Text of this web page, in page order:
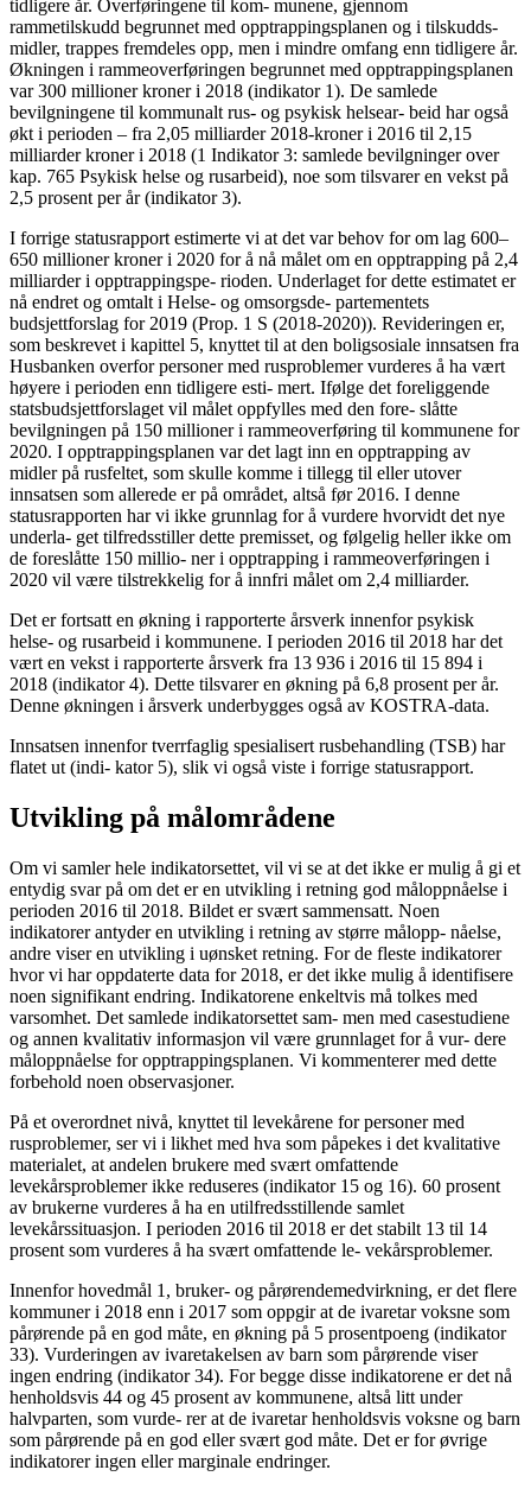
tidligere år. Overføringene til kom- munene, gjennom
rammetilskudd begrunnet med opptrappingsplanen og i tilskudds-
midler, trappes fremdeles opp, men i mindre omfang enn tidligere år.
Økningen i rammeoverføringen begrunnet med opptrappingsplanen
var 300 millioner kroner i 2018 (indikator 1). De samlede
bevilgningene til kommunalt rus- og psykisk helsear- beid har også
økt i perioden – fra 2,05 milliarder 2018-kroner i 2016 til 2,15
milliarder kroner i 2018 (1 Indikator 3: samlede bevilgninger over
kap. 765 Psykisk helse og rusarbeid), noe som tilsvarer en vekst på
2,5 prosent per år (indikator 3).
I forrige statusrapport estimerte vi at det var behov for om lag 600–
650 millioner kroner i 2020 for å nå målet om en opptrapping på 2,4
milliarder i opptrappingspe- rioden. Underlaget for dette estimatet er
nå endret og omtalt i Helse- og omsorgsde- partementets
budsjettforslag for 2019 (Prop. 1 S (2018-2020)). Revideringen er,
som beskrevet i kapittel 5, knyttet til at den boligsosiale innsatsen fra
Husbanken overfor personer med rusproblemer vurderes å ha vært
høyere i perioden enn tidligere esti- mert. Ifølge det foreliggende
statsbudsjettforslaget vil målet oppfylles med den fore- slåtte
bevilgningen på 150 millioner i rammeoverføring til kommunene for
2020. I opptrappingsplanen var det lagt inn en opptrapping av
midler på rusfeltet, som skulle komme i tillegg til eller utover
innsatsen som allerede er på området, altså før 2016. I denne
statusrapporten har vi ikke grunnlag for å vurdere hvorvidt det nye
underla- get tilfredsstiller dette premisset, og følgelig heller ikke om
de foreslåtte 150 millio- ner i opptrapping i rammeoverføringen i
2020 vil være tilstrekkelig for å innfri målet om 2,4 milliarder.
Det er fortsatt en økning i rapporterte årsverk innenfor psykisk
helse- og rusarbeid i kommunene. I perioden 2016 til 2018 har det
vært en vekst i rapporterte årsverk fra 13 936 i 2016 til 15 894 i
2018 (indikator 4). Dette tilsvarer en økning på 6,8 prosent per år.
Denne økningen i årsverk underbygges også av KOSTRA-data.
Innsatsen innenfor tverrfaglig spesialisert rusbehandling (TSB) har
flatet ut (indi- kator 5), slik vi også viste i forrige statusrapport.
Utvikling på målområdene
Om vi samler hele indikatorsettet, vil vi se at det ikke er mulig å gi et
entydig svar på om det er en utvikling i retning god måloppnåelse i
perioden 2016 til 2018. Bildet er svært sammensatt. Noen
indikatorer antyder en utvikling i retning av større målopp- nåelse,
andre viser en utvikling i uønsket retning. For de fleste indikatorer
hvor vi har oppdaterte data for 2018, er det ikke mulig å identifisere
noen signifikant endring. Indikatorene enkeltvis må tolkes med
varsomhet. Det samlede indikatorsettet sam- men med casestudiene
og annen kvalitativ informasjon vil være grunnlaget for å vur- dere
måloppnåelse for opptrappingsplanen. Vi kommenterer med dette
forbehold noen observasjoner.
På et overordnet nivå, knyttet til levekårene for personer med
rusproblemer, ser vi i likhet med hva som påpekes i det kvalitative
materialet, at andelen brukere med svært omfattende
levekårsproblemer ikke reduseres (indikator 15 og 16). 60 prosent
av brukerne vurderes å ha en utilfredsstillende samlet
levekårssituasjon. I perioden 2016 til 2018 er det stabilt 13 til 14
prosent som vurderes å ha svært omfattende le- vekårsproblemer.
Innenfor hovedmål 1, bruker- og pårørendemedvirkning, er det flere
kommuner i 2018 enn i 2017 som oppgir at de ivaretar voksne som
pårørende på en god måte, en økning på 5 prosentpoeng (indikator
33). Vurderingen av ivaretakelsen av barn som pårørende viser
ingen endring (indikator 34). For begge disse indikatorene er det nå
henholdsvis 44 og 45 prosent av kommunene, altså litt under
halvparten, som vurde- rer at de ivaretar henholdsvis voksne og barn
som pårørende på en god eller svært god måte. Det er for øvrige
indikatorer ingen eller marginale endringer.